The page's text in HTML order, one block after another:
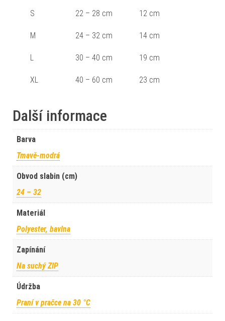
S 22 – 28 cm 12 cm
M 24 – 32 cm 14 cm
L 30 – 40 cm 19 cm
XL 40 – 60 cm 23 cm
Další informace
Barva
Tmavě-modrá
Obvod slabin (cm)
24 – 32
Materiál
Polyester, bavlna
Zapínání
Na suchý ZIP
Údržba
Praní v pračce na 30 °C